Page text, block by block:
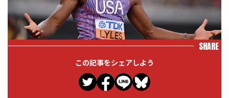
SHARE
この記事をシェアしよう